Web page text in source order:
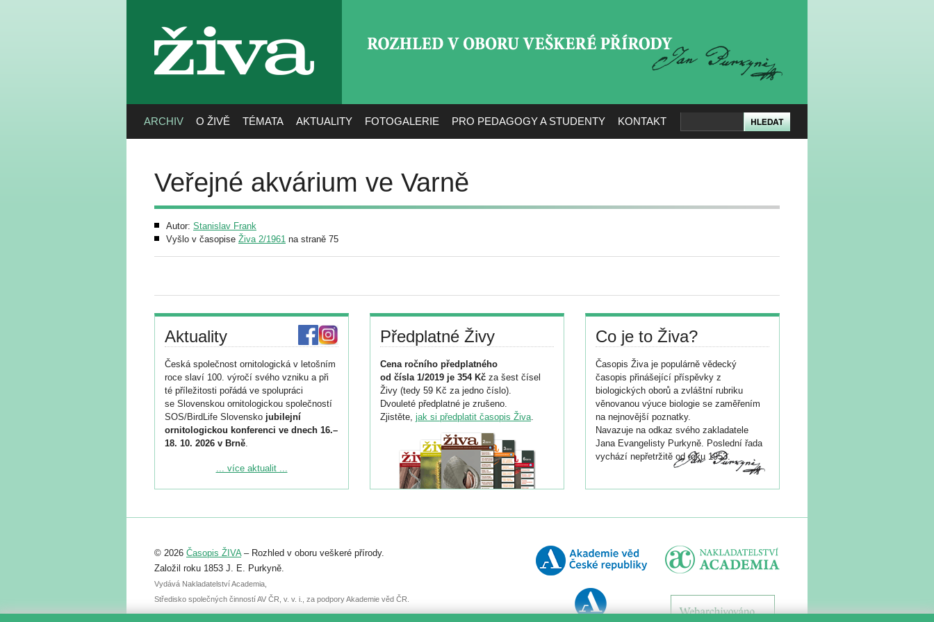
živa
ARCHIV O ŽIVĚ TÉMATA AKTUALITY FOTOGALERIE PRO PEDAGOGY A STUDENTY KONTAKT
Veřejné akvárium ve Varně
Autor: Stanislav Frank
Vyšlo v časopise Živa 2/1961 na straně 75
Aktuality
Česká společnost ornitologická v letošním
roce slaví 100. výročí svého vzniku a při
té příležitosti pořádá ve spolupráci
se Slovenskou ornitologickou společností
SOS/BirdLife Slovensko jubilejní
ornitologickou konferenci ve dnech 16.–
18. 10. 2026 v Brně.
Podrobnější informace ke konferenci
Registrovat se můžete do 6. září.
abstraktu přihlášené přednášky nebo
posteru je už 30. června.
... více aktualit ...
Předplatné Živy
Cena ročního předplatného
od čísla 1/2019 je 354 Kč za šest čísel
Živy (tedy 59 Kč za jedno číslo).
Dvouleté předplatné je zrušeno.
Zjistěte, jak si předplatit časopis Živa.
Co je to Živa?
Časopis Živa je populárně vědecký
časopis přinášející příspěvky z
biologických oborů a zvláštní rubriku
věnovanou výuce biologie se zaměřením
na nejnovější poznatky.
Navazuje na odkaz svého zakladatele
Jana Evangelisty Purkyně. Poslední řada
vychází nepřetržitě od roku 1953.
© 2026 Časopis ŽIVA– Rozhled v oboru veškeré přírody.
Založil roku 1853 J. E. Purkyně.
Vydává Nakladatelství Academia,
Středisko společných činností AV ČR, v. v. i., za podpory Akademie věd ČR.